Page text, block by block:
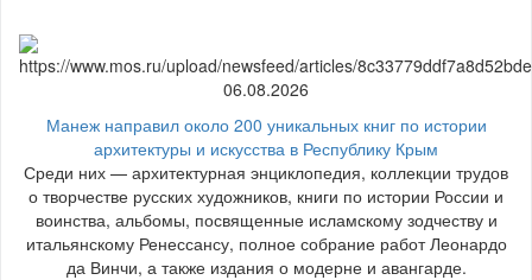
06.08.2026
Манеж направил около 200 уникальных книг по истории
архитектуры и искусства в Республику Крым
Среди них — архитектурная энциклопедия, коллекции трудов
о творчестве русских художников, книги по истории России и
воинства, альбомы, посвященные исламскому зодчеству и
итальянскому Ренессансу, полное собрание работ Леонардо
да Винчи, а также издания о модерне и авангарде.